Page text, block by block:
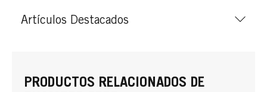
Artículos Destacados
PRODUCTOS RELACIONADOS DE